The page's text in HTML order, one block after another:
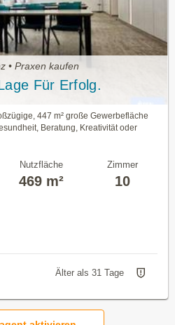
• Praxen kaufen
Für Erfolg.
447 m² große Gewerbefläche
Beratung, Kreativität oder
Nutzfläche
469 m²
Zimmer
10
Älter als 31 Tage